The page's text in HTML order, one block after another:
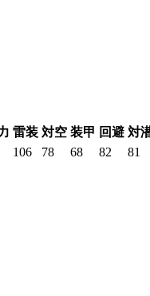
雷装 対空 装甲 回避 対
106 78 68 82 81